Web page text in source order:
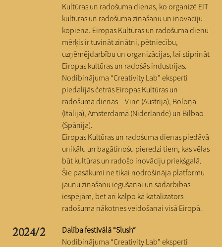
Kultūras un radošuma dienas, ko organizē EIT
kultūras un radošuma zināšanu un inovāciju
kopiena. Eiropas Kultūras un radošuma dienu
mērķis ir tuvināt zinātni, pētniecību,
uzņēmējdarbību un organizācijas, lai stiprināt
Eiropas kultūras un radošās industrijas.
Nodibinājuma “Creativity Lab” eksperti
piedalījās četrās Eiropas Kultūras un
radošuma dienās – Vīnē (Austrija), Boloņā
(Itālija), Amsterdamā (Nīderlandē) un Bilbao
(Spānija).
Eiropas Kultūras un radošuma dienas piedāvā
unikālu un bagātinošu pieredzi tiem, kas vēlas
būt kultūras un radošo inovāciju priekšgalā.
Šie pasākumi ne tikai nodrošināja platformu
jaunu zināšanu iegūšanai un sadarbības
iespējām, bet arī kalpo kā katalizators
radošuma nākotnes veidošanai visā Eiropā.
2024/2
Dalība festivālā “Slush”
Nodibinājuma “Creativity Lab” eksperti